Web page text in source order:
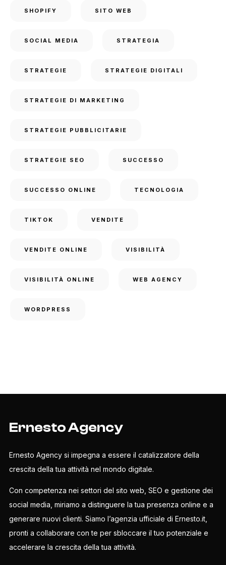
SHOPIFY SITO WEB
SOCIAL MEDIA STRATEGIA
STRATEGIE STRATEGIE DIGITALI
STRATEGIE DI MARKETING
STRATEGIE PUBBLICITARIE
STRATEGIE SEO SUCCESSO
SUCCESSO ONLINE TECNOLOGIA
TIKTOK VENDITE
VENDITE ONLINE VISIBILITÀ
VISIBILITÀ ONLINE WEB AGENCY
WORDPRESS
Ernesto Agency
Ernesto Agency si impegna a essere il catalizzatore della
crescita della tua attività nel mondo digitale.
Con competenza nei settori del sito web, SEO e gestione dei
social media, miriamo a distinguere la tua presenza online e a
generare nuovi clienti. Siamo l’agenzia ufficiale di Ernesto.it,
pronti a collaborare con te per sbloccare il tuo potenziale e
accelerare la crescita della tua attività.